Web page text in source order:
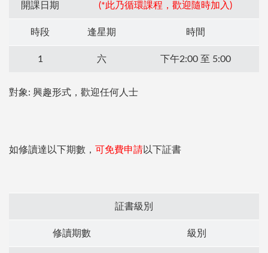
開課日期 (*此乃循環課程，歡迎隨時加入)
時段 逢星期 時間
1 六 下午2:00 至 5:00
對象: 興趣形式，歡迎任何人士
如修讀達以下期數， 可免費申請以下証書
証書級別
修讀期數 級別